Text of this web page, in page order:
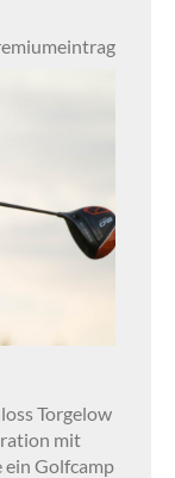
Torgelow
mit
ein Golfcamp